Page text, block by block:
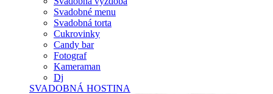
Svadobné menu
Svadobná torta
Cukrovinky
Candy bar
Fotograf
Kameraman
Dj
SVADOBNÁ HOSTINA